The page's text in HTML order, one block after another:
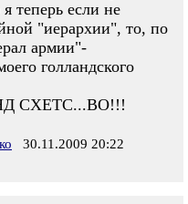
теперь если не
"иерархии", то, по
армии"-
голландского
СХЕТС...ВО!!!
30.11.2009 20:22